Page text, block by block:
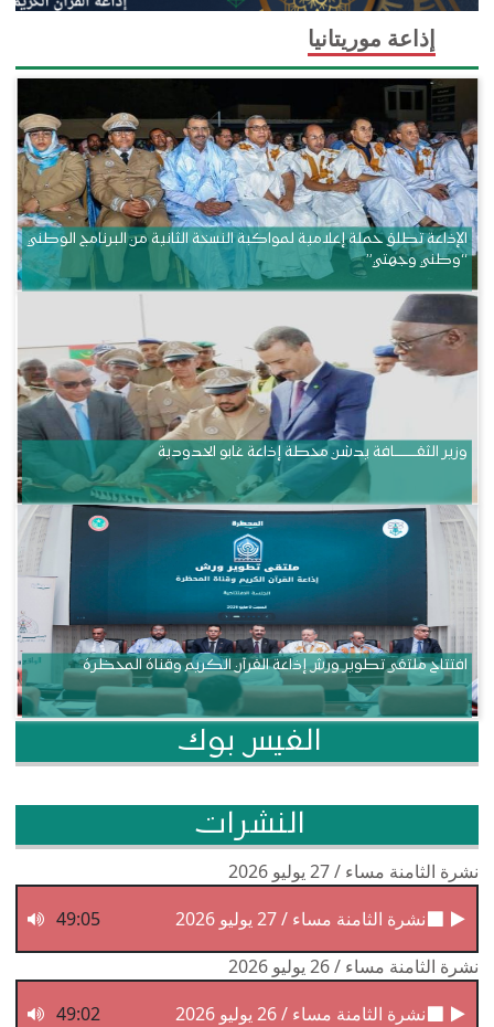
إذاعة موريتانيا
الإذاعة تطلق حملة إعلامية لمواكبة النسخة الثانية من البرنامج الوطني
“وطني وجهتي”
وزير الثقــــــــــافة يدشن محطة إذاعة غابو الحدودية
افتتاح ملتقى تطوير ورش إذاعة القرآن الكريم وقناة المحظرة
الفيس بوك
النشرات
نشرة الثامنة مساء / 27 يوليو 2026
نشرة الثامنة مساء / 27 يوليو 2026
49:05
نشرة الثامنة مساء / 26 يوليو 2026
نشرة الثامنة مساء / 26 يوليو 2026
49:02